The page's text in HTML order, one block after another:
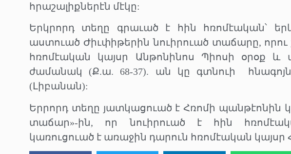
հրաշալիքներէն մէկը:
Երկրորդ տեղը գրաւած է հին հռոմէական՝
աստուած Ժիւփիթերին նուիրուած տաճարը, որու
հռոմէական կայսր Անթոնինոս Պիոսի օրօք և
ժամանակ (Ք.ա. 68-37). ան կը գտնուի
(Լիբանան):
Երրորդ տեղը յատկացուած է Հռոմի պանթէոնին
տաճար»-ին, որ նուիրուած է հին
կառուցուած է առաջին դարուն հռոմէական